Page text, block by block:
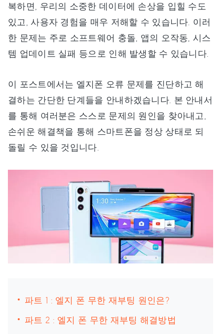
복하면, 우리의 소중한 데이터에 손상을 입힐 수도
있고, 사용자 경험을 매우 저해할 수 있습니다. 이러
한 문제는 주로 소프트웨어 충돌, 앱의 오작동, 시스
템 업데이트 실패 등으로 인해 발생할 수 있습니다.
이 포스트에서는 엘지폰 오류 문제를 진단하고 해
결하는 간단한 단계들을 안내하겠습니다. 본 안내서
를 통해 여러분은 스스로 문제의 원인을 찾아내고,
손쉬운 해결책을 통해 스마트폰을 정상 상태로 되
돌릴 수 있을 것입니다.
파트 1 : 엘지 폰 무한 재부팅 원인은?
파트 2 : 엘지 폰 무한 재부팅 해결방법